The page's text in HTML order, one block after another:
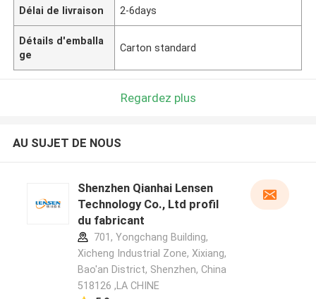
Délai de livraison 2-6days
Détails d'emballa
ge
Carton standard
Regardez plus
AU SUJET DE NOUS
Shenzhen Qianhai Lensen
Technology Co., Ltd profil
du fabricant
701, Yongchang Building,
Xicheng Industrial Zone, Xixiang,
Bao'an District, Shenzhen, China
518126 ,LA CHINE